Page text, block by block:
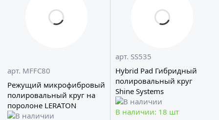
арт. MFFC80
Режущий микрофибровый
полировальный круг на
поролоне LERATON
арт. SS535
Hybrid Pad Гибридный
полировальный круг
Shine Systems
В наличии: 18 шт